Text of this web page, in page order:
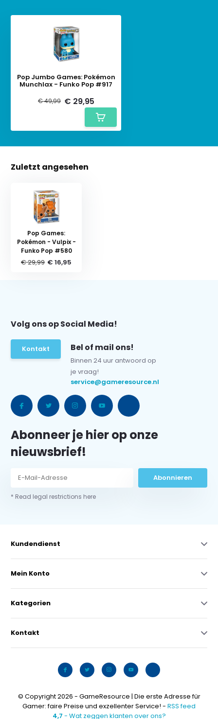
Pop Jumbo Games: Pokémon
Munchlax - Funko Pop #917
€ 49,99 € 29,95
Zuletzt angesehen
Pop Games:
Pokémon - Vulpix -
Funko Pop #580
€ 29,99 € 16,95
Volg ons op Social Media!
Kontakt Bel of mail ons!
Binnen 24 uur antwoord op
je vraag!
service@gameresource.nl
Abonneer je hier op onze
nieuwsbrief!
Abonnieren
* Read legal restrictions here
Kundendienst
Mein Konto
Kategorien
Kontakt
© Copyright 2026 - GameResource | Die erste Adresse für
Gamer: faire Preise und exzellenter Service! - RSS feed
4,7 - Wat zeggen klanten over ons?